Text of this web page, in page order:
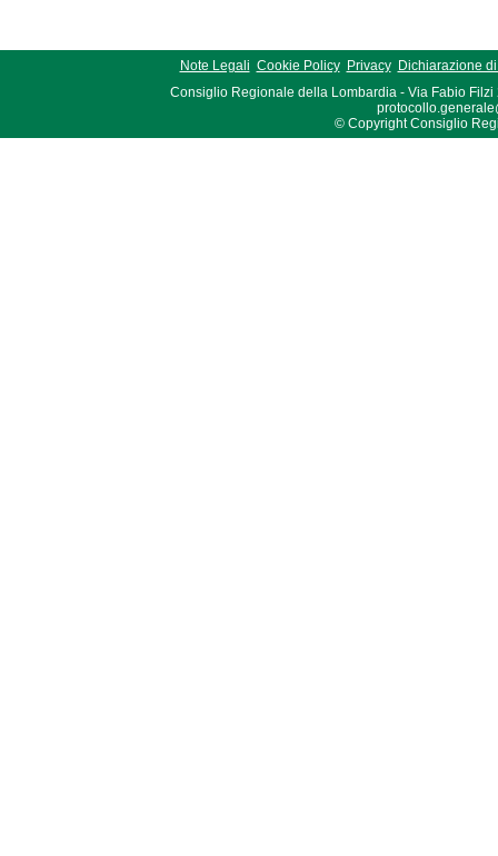
Note Legali Cookie Policy Privacy
Dichiarazione
Consiglio Regionale della Lombardia - Via Fabio Filzi
© Copyright Consiglio